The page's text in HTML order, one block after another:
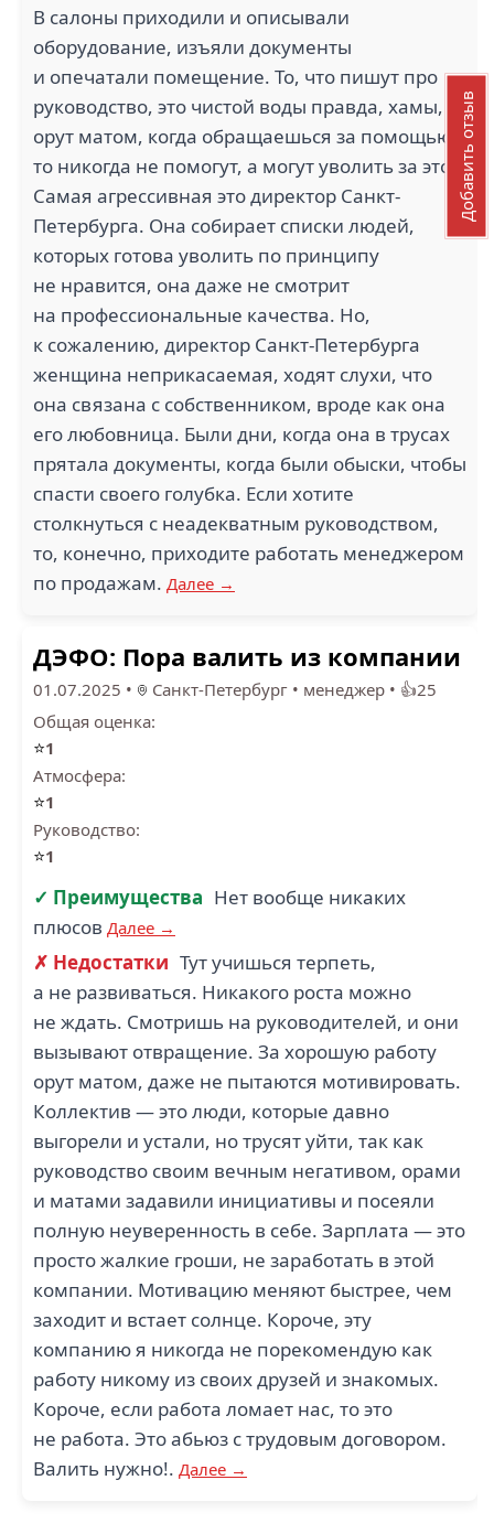
В салоны приходили и описывали
оборудование, изъяли документы
и опечатали помещение. То, что пишут про
руководство, это чистой воды правда, хамы,
орут матом, когда обращаешься за помощью,
то никогда не помогут, а могут уволить за это.
Самая агрессивная это директор Санкт-
Петербурга. Она собирает списки людей,
которых готова уволить по принципу
не нравится, она даже не смотрит
на профессиональные качества. Но,
к сожалению, директор Санкт-Петербурга
женщина неприкасаемая, ходят слухи, что
она связана с собственником, вроде как она
его любовница. Были дни, когда она в трусах
прятала документы, когда были обыски, чтобы
спасти своего голубка. Если хотите
столкнуться с неадекватным руководством,
то, конечно, приходите работать менеджером
по продажам. Далее →
ДЭФО: Пора валить из компании
01.07.2025 • Санкт-Петербург • менеджер • 👍25
Общая оценка:
⭐1
Атмосфера:
⭐1
Руководство:
⭐1
✓ Преимущества Нет вообще никаких
плюсов Далее →
✗ Недостатки Тут учишься терпеть,
а не развиваться. Никакого роста можно
не ждать. Смотришь на руководителей, и они
вызывают отвращение. За хорошую работу
орут матом, даже не пытаются мотивировать.
Коллектив — это люди, которые давно
выгорели и устали, но трусят уйти, так как
руководство своим вечным негативом, орами
и матами задавили инициативы и посеяли
полную неуверенность в себе. Зарплата — это
просто жалкие гроши, не заработать в этой
компании. Мотивацию меняют быстрее, чем
заходит и встает солнце. Короче, эту
компанию я никогда не порекомендую как
работу никому из своих друзей и знакомых.
Короче, если работа ломает нас, то это
не работа. Это абьюз с трудовым договором.
Валить нужно!. Далее →
Добавить отзыв